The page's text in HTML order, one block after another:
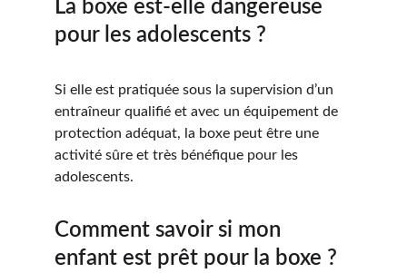
La boxe est-elle dangereuse
pour les adolescents ?
Si elle est pratiquée sous la supervision d’un
entraîneur qualifié et avec un équipement de
protection adéquat, la boxe peut être une
activité sûre et très bénéfique pour les
adolescents.
Comment savoir si mon
enfant est prêt pour la boxe ?